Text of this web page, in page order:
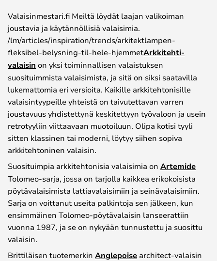
Valaisinmestari.fi Meiltä löydät laajan valikoiman
joustavia ja käytännöllisiä valaisimia.
/lm/articles/inspiration/trends/arkitektlampen-
fleksibel-belysning-til-hele-hjemmetArkkitehti-
valaisin on yksi toiminnallisen valaistuksen
suosituimmista valaisimista, ja sitä on siksi saatavilla
lukemattomia eri versioita. Kaikille arkkitehtonisille
valaisintyypeille yhteistä on taivutettavan varren
joustavuus yhdistettynä keskitettyyn työvaloon ja usein
retrotyyliin viittaavaan muotoiluun. Olipa kotisi tyyli
sitten klassinen tai moderni, löytyy siihen sopiva
arkkitehtoninen valaisin.
Suosituimpia arkkitehtonisia valaisimia on Artemide
Tolomeo-sarja, jossa on tarjolla kaikkea erikokoisista
pöytävalaisimista lattiavalaisimiin ja seinävalaisimiin.
Sarja on voittanut useita palkintoja sen jälkeen, kun
ensimmäinen Tolomeo-pöytävalaisin lanseerattiin
vuonna 1987, ja se on nykyään tunnustettu ja suosittu
valaisin.
Brittiläisen tuotemerkin Anglepoise architect-valaisin